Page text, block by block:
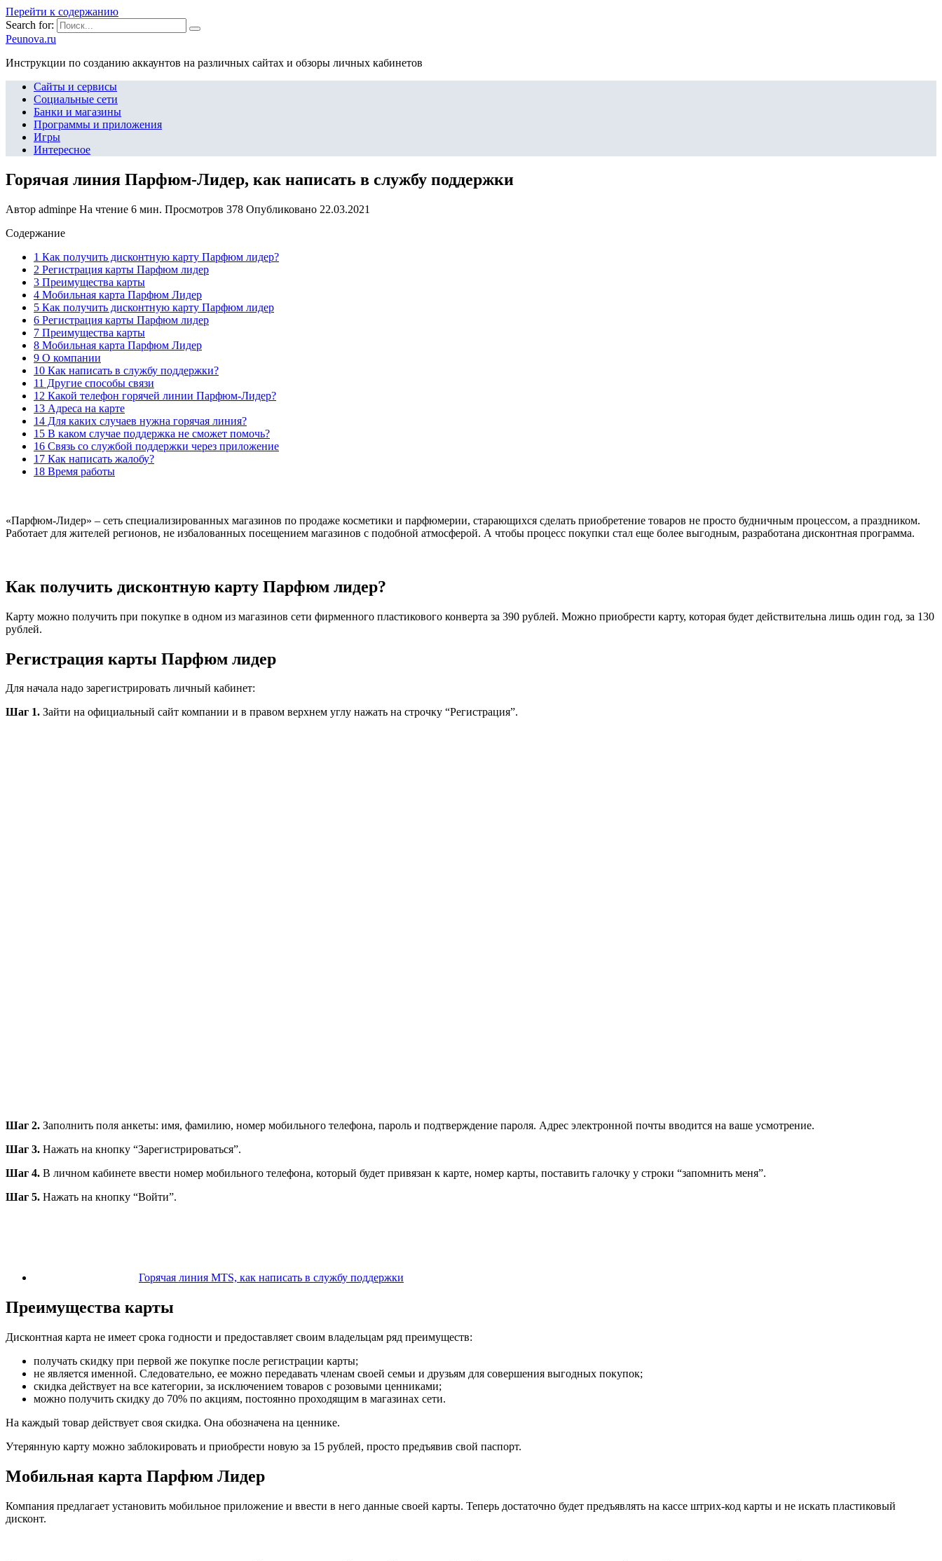
Перейти к содержанию
Search for:
Peunova.ru
Инструкции по созданию аккаунтов на различных сайтах и обзоры личных кабинетов
Сайты и сервисы
Социальные сети
Банки и магазины
Программы и приложения
Игры
Интересное
Горячая линия Парфюм-Лидер, как написать в службу поддержки
Автор adminpe На чтение 6 мин. Просмотров 378 Опубликовано 22.03.2021
Содержание
1 Как получить дисконтную карту Парфюм лидер?
2 Регистрация карты Парфюм лидер
3 Преимущества карты
4 Мобильная карта Парфюм Лидер
5 Как получить дисконтную карту Парфюм лидер
6 Регистрация карты Парфюм лидер
7 Преимущества карты
8 Мобильная карта Парфюм Лидер
9 О компании
10 Как написать в службу поддержки?
11 Другие способы связи
12 Какой телефон горячей линии Парфюм-Лидер?
13 Адреса на карте
14 Для каких случаев нужна горячая линия?
15 В каком случае поддержка не сможет помочь?
16 Связь со службой поддержки через приложение
17 Как написать жалобу?
18 Время работы
«Парфюм-Лидер» – сеть специализированных магазинов по продаже косметики и парфюмерии, старающихся сделать приобретение товаров не просто будничным процессом, а праздником.
Работает для жителей регионов, не избалованных посещением магазинов с подобной атмосферой. А чтобы процесс покупки стал еще более выгодным, разработана дисконтная программа.
Как получить дисконтную карту Парфюм лидер?
Карту можно получить при покупке в одном из магазинов сети фирменного пластикового конверта за 390 рублей. Можно приобрести карту, которая будет действительна лишь один год, за 130
рублей.
Регистрация карты Парфюм лидер
Для начала надо зарегистрировать личный кабинет:
Шаг 1. Зайти на официальный сайт компании и в правом верхнем углу нажать на строчку “Регистрация”.
Шаг 2. Заполнить поля анкеты: имя, фамилию, номер мобильного телефона, пароль и подтверждение пароля. Адрес электронной почты вводится на ваше усмотрение.
Шаг 3. Нажать на кнопку “Зарегистрироваться”.
Шаг 4. В личном кабинете ввести номер мобильного телефона, который будет привязан к карте, номер карты, поставить галочку у строки “запомнить меня”.
Шаг 5. Нажать на кнопку “Войти”.
Горячая линия MTS, как написать в службу поддержки
Преимущества карты
Дисконтная карта не имеет срока годности и предоставляет своим владельцам ряд преимуществ:
получать скидку при первой же покупке после регистрации карты;
не является именной. Следовательно, ее можно передавать членам своей семьи и друзьям для совершения выгодных покупок;
скидка действует на все категории, за исключением товаров с розовыми ценниками;
можно получить скидку до 70% по акциям, постоянно проходящим в магазинах сети.
На каждый товар действует своя скидка. Она обозначена на ценнике.
Утерянную карту можно заблокировать и приобрести новую за 15 рублей, просто предъявив свой паспорт.
Мобильная карта Парфюм Лидер
Компания предлагает установить мобильное приложение и ввести в него данные своей карты. Теперь достаточно будет предъявлять на кассе штрих-код карты и не искать пластиковый
дисконт.